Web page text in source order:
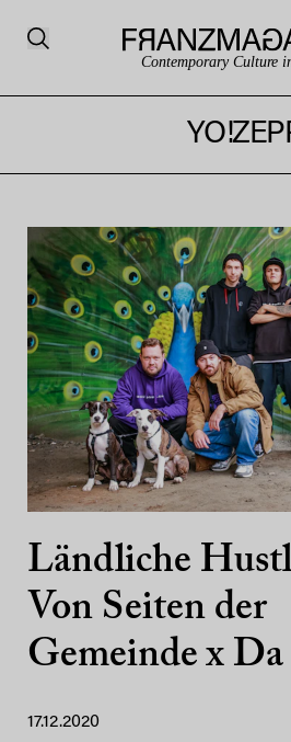
Contemporary Culture
Ländliche
Von Seiten der
Gemeinde x Da
17.12.2020